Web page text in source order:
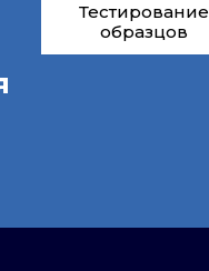
Тестирование
образцов